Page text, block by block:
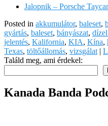
Jalopnik – Porsche
Posted in akkumulátor, baleset,
gyártás, baleset, bányászat,
jelentés, Kalifornia, KIA, Kína,
Texas, töltőállomás, vizsgálat |
Találd meg, ami érdekel:
Kanada Banda